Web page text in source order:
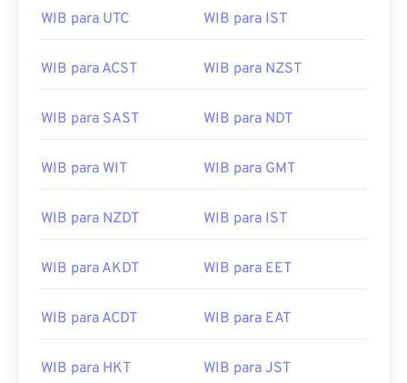
WIB para UTC WIB para IST
WIB para ACST WIB para NZST
WIB para SAST WIB para NDT
WIB para WIT WIB para GMT
WIB para NZDT WIB para IST
WIB para AKDT WIB para EET
WIB para ACDT WIB para EAT
WIB para HKT WIB para JST